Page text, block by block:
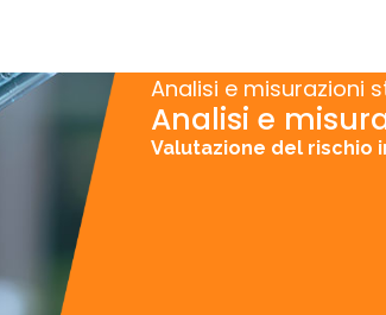
Analisi e misurazioni
Analisi e
Valutazione del rischio